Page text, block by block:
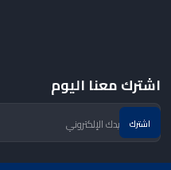
اشترك معنا اليوم